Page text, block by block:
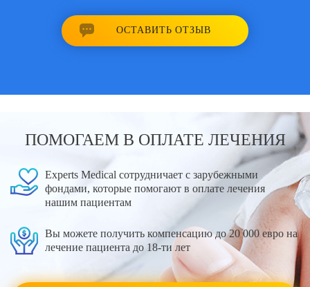
ОСТАВИТЬ ОТЗЫВ
ПОМОГАЕМ В ОПЛАТЕ ЛЕЧЕНИЯ
Experts Medical сотрудничает с зарубежными
фондами, которые помогают в оплате лечения
нашим пациентам
Вы можете получить компенсацию до 20 000 евро на
лечение пациента до 18-ти лет